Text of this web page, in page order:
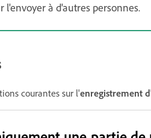
l'envoyer à d'autres personnes.
courantes sur l'enregistrement